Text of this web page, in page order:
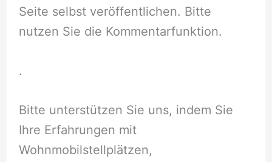
Seite selbst veröffentlichen. Bitte
nutzen Sie die Kommentarfunktion.
.
Bitte unterstützen Sie uns, indem Sie
Ihre Erfahrungen mit
Wohnmobilstellplätzen,